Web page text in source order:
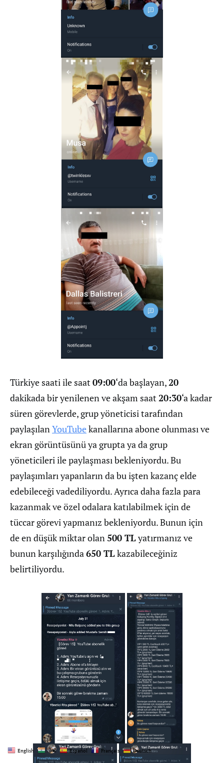
Türkiye saati ile saat09:00‘da başlayan,20
dakikada bir yenilenen ve akşam saat20:30‘a kadar
süren görevlerde, grup yöneticisi tarafından
paylaşılanYouTubekanallarına abone olunması ve
ekran görüntüsünü ya grupta ya da grup
yöneticileri ile paylaşması bekleniyordu. Bu
paylaşımları yapanların da bu işten kazanç elde
edebileceği vadediliyordu. Ayrıca daha fazla para
kazanmak ve özel odalara katılabilmek için de
tüccar görevi yapmanız bekleniyordu. Bunun için
de en düşük miktar olan500 TLyatırmanız ve
bunun karşılığında650 TLkazabileceğiniz
belirtiliyordu.
English हिन्दी Español Français Deutsch